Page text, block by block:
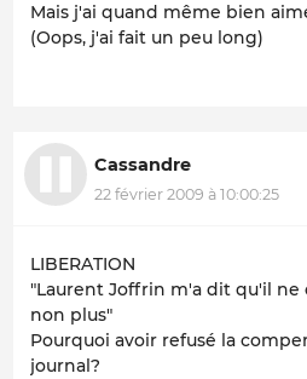
Mais j'ai quand même bien
(Oops, j'ai fait un peu long)
Cassandre
22 février 2009 à 10:00:25
LIBERATION
"Laurent Joffrin m'a dit qu'il ne
non plus"
Pourquoi avoir refusé la
journal?